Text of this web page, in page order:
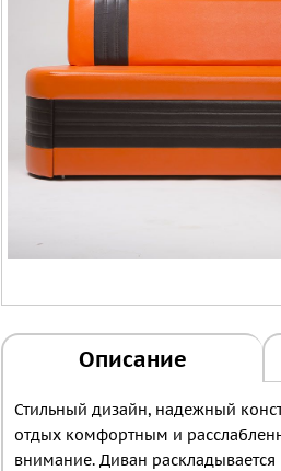
Описание
Стильный дизайн, надежный
отдых комфортным и
внимание. Диван